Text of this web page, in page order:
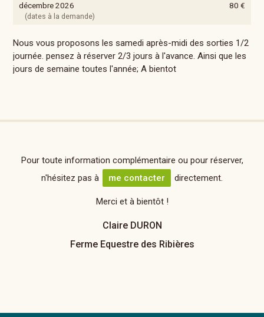
décembre 2026 80 €
(dates à la demande)
Nous vous proposons les samedi après-midi des sorties 1/2
journée. pensez à réserver 2/3 jours à l'avance. Ainsi que les
jours de semaine toutes l'année; A bientot
Pour toute information complémentaire ou pour réserver,
n'hésitez pas à
me contacter directement.
Merci et à bientôt !
Claire DURON
Ferme Equestre des Ribières